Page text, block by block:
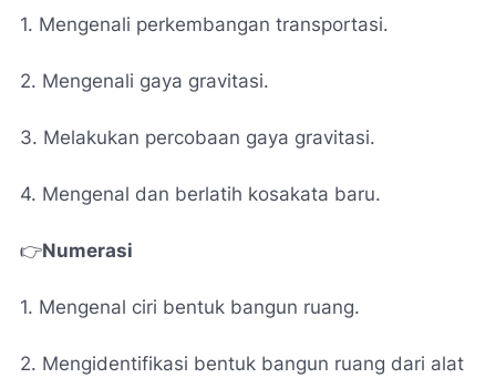
1. Mengenali perkembangan transportasi.
2. Mengenali gaya gravitasi.
3. Melakukan percobaan gaya gravitasi.
4. Mengenal dan berlatih kosakata baru.
👉Numerasi
1. Mengenal ciri bentuk bangun ruang.
2. Mengidentifikasi bentuk bangun ruang dari alat